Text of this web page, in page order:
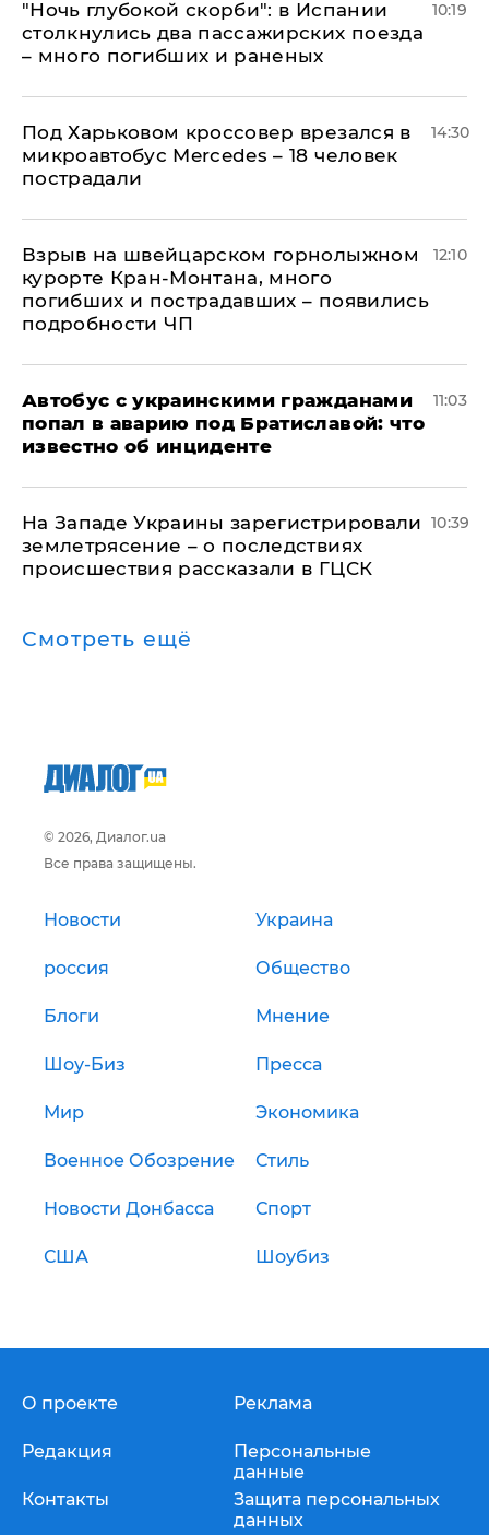
"Ночь глубокой скорби": в Испании
столкнулись два пассажирских поезда
– много погибших и раненых
10:19
Под Харьковом кроссовер врезался в
микроавтобус Mercedes – 18 человек
пострадали
14:30
Взрыв на швейцарском горнолыжном
курорте Кран-Монтана, много
погибших и пострадавших – появились
подробности ЧП
12:10
Автобус с украинскими гражданами
попал в аварию под Братиславой: что
известно об инциденте
11:03
На Западе Украины зарегистрировали
землетрясение – о последствиях
происшествия рассказали в ГЦСК
10:39
Смотреть ещё
© 2026, Диалог.ua
Все права защищены.
Новости Украина
россия Общество
Блоги Мнение
Шоу-Биз Пресса
Мир Экономика
Военное Обозрение Стиль
Новости Донбасса Спорт
США Шоубиз
О проекте
Редакция
Контакты
Реклама
Персональные
данные
Защита персональных
данных